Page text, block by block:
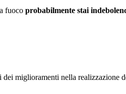
fuoco probabilmente stai
miglioramenti nella realizzazione